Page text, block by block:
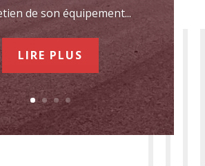
de son équipement...
LIRE PLUS